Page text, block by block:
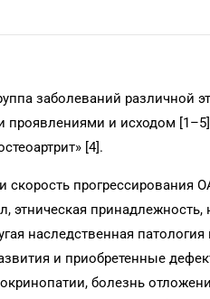
заболеваний различной
и исходом
[4].
скорость
этническая
наследственная
и приобретенные
болезнь